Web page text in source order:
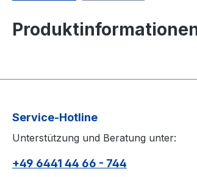
Service-Hotline
Unterstützung und Beratung unter:
+49 6441 44 66 - 744